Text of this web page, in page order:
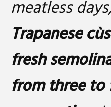
meatless days,
Trapanese
fresh
from three to